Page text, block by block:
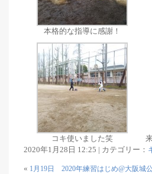
本格的な指導に感謝！
コキ使いました笑
2020年1月28日 12:25 | カテゴリー：
« 1月19日 2020年練習はじめ@大阪城